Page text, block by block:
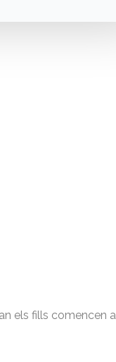
els fills comencen a